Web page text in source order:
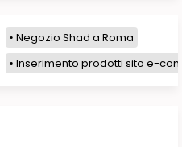
Negozio Shad a Roma
Inserimento prodotti sito e-